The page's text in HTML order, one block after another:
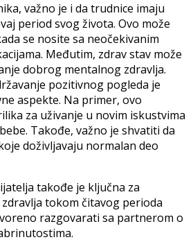
važno je i da trudnice imaju
period svog života. Ovo može
se nosite sa neočekivanim
Međutim, zdrav stav može
dobrog mentalnog zdravlja.
pozitivnog pogleda je
aspekte. Na primer, ovo
za uživanje u novim iskustvima
Takođe, važno je shvatiti da
doživljavaju normalan deo
takođe je ključna za
tokom čitavog perioda
razgovarati sa partnerom o